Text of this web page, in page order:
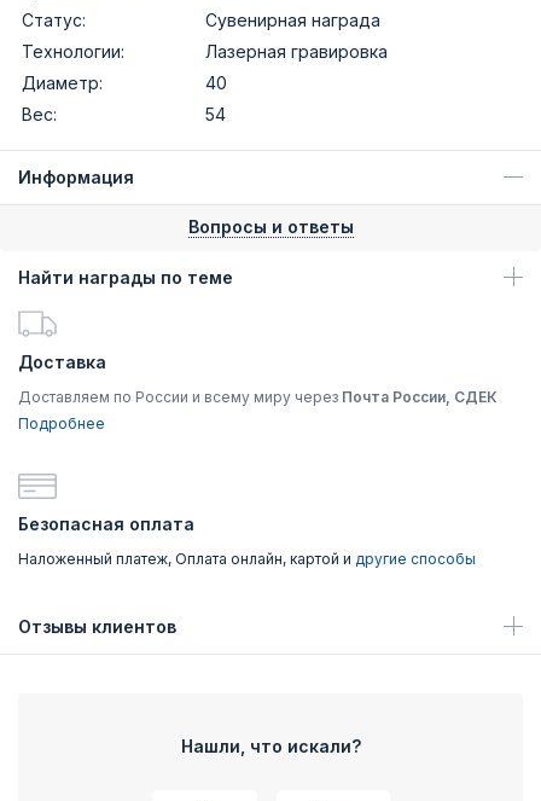
Статус:
Сувенирная награда
Технологии:
Лазерная гравировка
Диаметр:
40
Вес:
54
Информация
Вопросы и ответы
Найти награды по теме
Доставка
Доставляем по России и всему миру через Почта России, СДЕК
Подробнее
Безопасная оплата
Наложенный платеж, Оплата онлайн, картой и другие способы
Отзывы клиентов
Нашли, что искали?